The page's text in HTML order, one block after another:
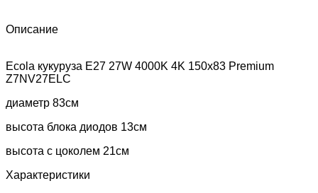
Описание
Ecola кукуруза E27 27W 4000K 4K 150x83 Premium
Z7NV27ELC
диаметр 83см
высота блока диодов 13см
высота с цоколем 21см
Характеристики